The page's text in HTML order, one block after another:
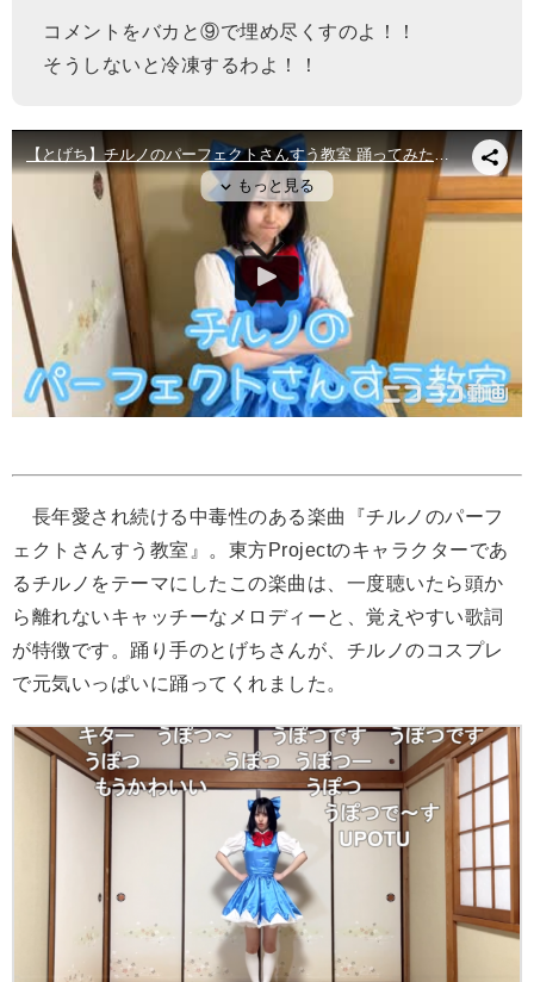
コメントをバカと⑨で埋め尽くすのよ！！
そうしないと冷凍するわよ！！
長年愛され続ける中毒性のある楽曲『チルノのパーフ
ェクトさんすう教室』。東方Projectのキャラクターであ
るチルノをテーマにしたこの楽曲は、一度聴いたら頭か
ら離れないキャッチーなメロディーと、覚えやすい歌詞
が特徴です。踊り手のとげちさんが、チルノのコスプレ
で元気いっぱいに踊ってくれました。